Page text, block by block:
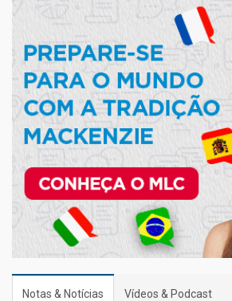
Notas & Notícias Vídeos & Podcast